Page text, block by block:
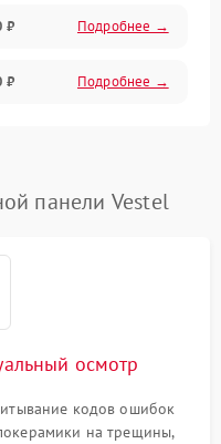
₽ Подробнее →
₽ Подробнее →
панели Vestel
осмотр
кодов ошибок
на трещины,